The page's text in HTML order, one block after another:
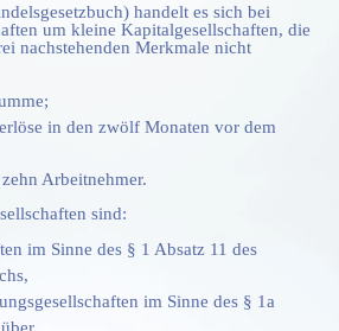
handelt es sich bei
um kleine Kapitalgesellschaften, die
nachstehenden Merkmale nicht
in den zwölf Monaten vor dem
Arbeitnehmer.
sind:
im Sinne des § 1 Absatz 11 des
im Sinne des § 1a